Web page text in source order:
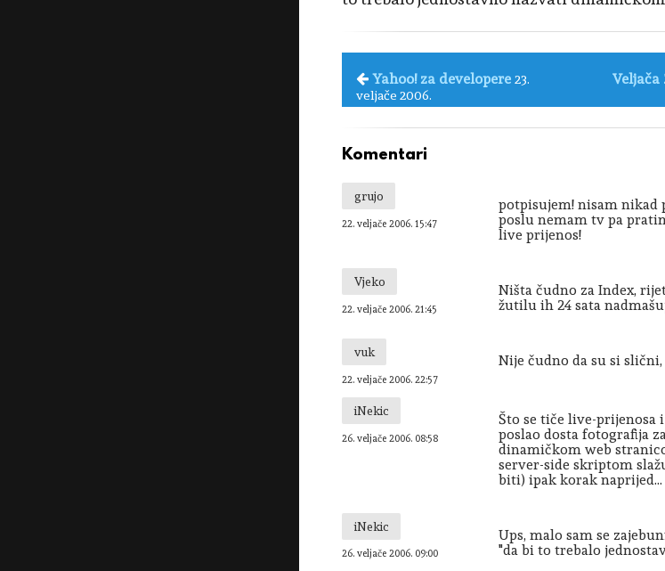
Yahoo! za developere 23.
veljače 2006.
Veljača
Komentari
grujo
22. veljače 2006. 15:47
potpisujem! nisam nikad
poslu nemam tv pa
live prijenos!
Vjeko
22. veljače 2006. 21:45
Ništa čudno za Index,
žutilu ih 24 sata
vuk
22. veljače 2006. 22:57
Nije čudno da su si
iNekic
26. veljače 2006. 08:58
Što se tiče live-prijenosa
poslao dosta fotografija
dinamičkom web
server-side skriptom
biti) ipak korak naprijed...
iNekic
26. veljače 2006. 09:00
Ups, malo sam se
"da bi to trebalo